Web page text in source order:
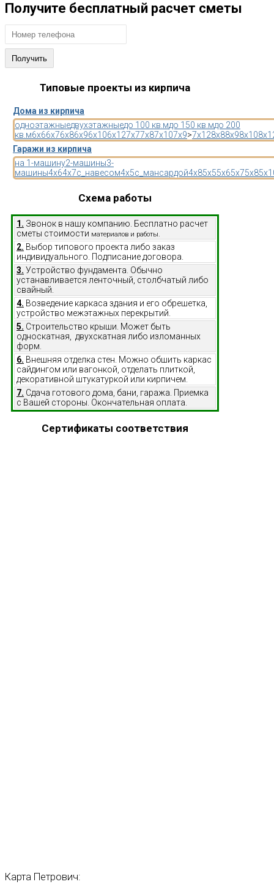
Получите бесплатный расчет сметы
Типовые проекты из кирпича
Дома из кирпича
одноэтажныедвухэтажныедо 100 кв.мдо 150 кв.мдо 200
кв.м6x66x76x86x96x106x127x77x87x107x9>7x128x88x98x10
Гаражи из кирпича
на 1-машину2-машины3-
машины4x64x7с_навесом4x5с_мансардой4x85x55x65x75x8
Схема работы
1. Звонок в нашу компанию. Бесплатно расчет
сметы стоимости материалов и работы.
2. Выбор типового проекта либо заказ
индивидуального. Подписание договора.
3. Устройство фундамента. Обычно
устанавливается ленточный, столбчатый либо
свайный.
4. Возведение каркаса здания и его обрешетка,
устройство межэтажных перекрытий.
5. Строительство крыши. Может быть
односкатная, двухскатная либо изломанных
форм.
6. Внешняя отделка стен. Можно обшить каркас
сайдингом или вагонкой, отделать плиткой,
декоративной штукатуркой или кирпичем.
7. Сдача готового дома, бани, гаража. Приемка
с Вашей стороны. Окончательная оплата.
Сертификаты соответствия
Карта Петрович: